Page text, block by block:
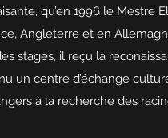
qu’en 1996 le Mestre
Angleterre et en
stages, il reçu la
un centre d’échange
à la recherche des